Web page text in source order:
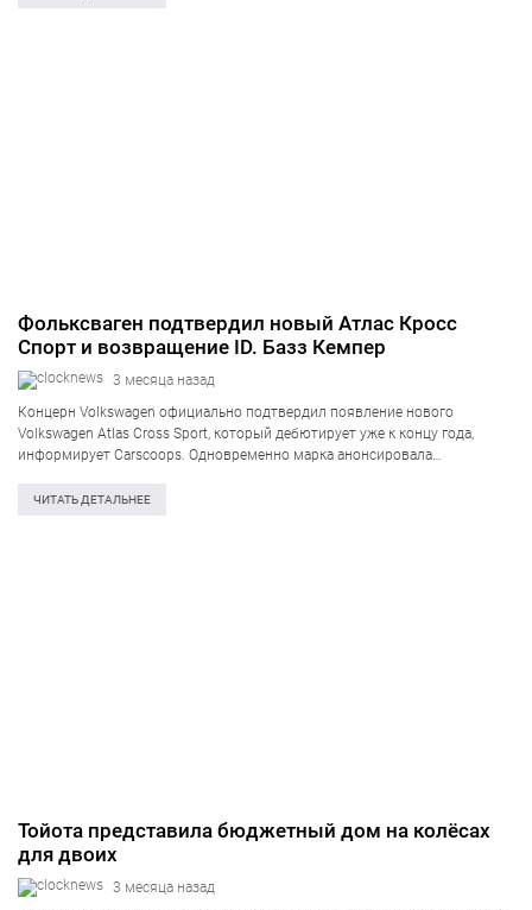
Фольксваген подтвердил новый Атлас Кросс
Спорт и возвращение ID. Базз Кемпер
3 месяца назад
Концерн Volkswagen официально подтвердил появление нового
Volkswagen Atlas Cross Sport, который дебютирует уже к концу года,
информирует Carscoops. Одновременно марка анонсировала
путешествий и кемпинга. Новый Atlas Cross Sport будет более
ЧИТАТЬ ДЕТАЛЬНЕЕ
Тойота представила бюджетный дом на колёсах
для двоих
3 месяца назад